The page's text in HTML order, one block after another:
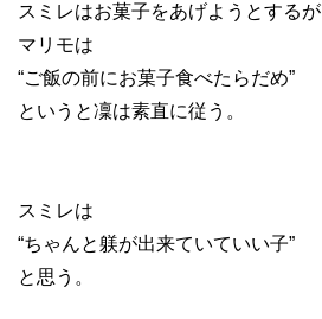
スミレはお菓子をあげようとするが
マリモは
“ご飯の前にお菓子食べたらだめ”
というと凜は素直に従う。
スミレは
“ちゃんと躾が出来ていていい子”
と思う。